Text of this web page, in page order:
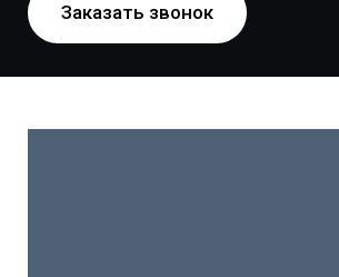
Заказать звонок